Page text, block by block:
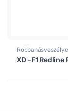
XDI-F1 Redline